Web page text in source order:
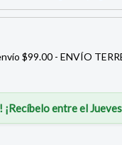
$99.00 - ENVÍO
¡Recíbelo entre el